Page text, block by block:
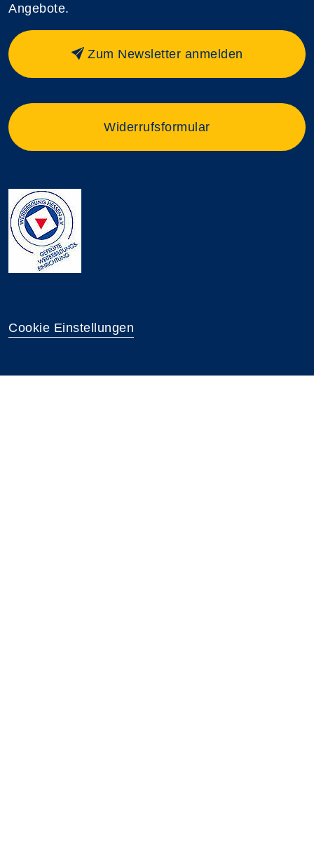
Angebote.
Zum Newsletter anmelden
Widerrufsformular
Cookie Einstellungen